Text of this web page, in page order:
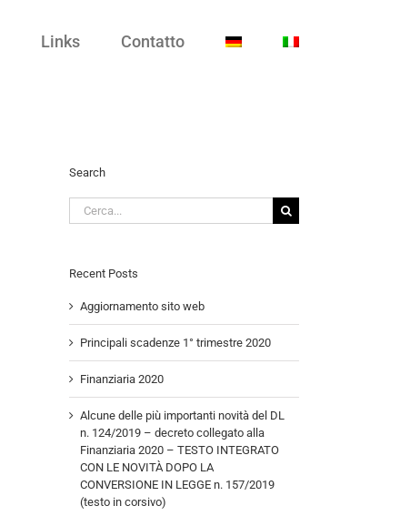
Links Contatto
Search
Cerca
per:
Recent Posts
Aggiornamento sito web
Principali scadenze 1° trimestre 2020
Finanziaria 2020
Alcune delle più importanti novità del DL
n. 124/2019 – decreto collegato alla
Finanziaria 2020 – TESTO INTEGRATO
CON LE NOVITÀ DOPO LA
CONVERSIONE IN LEGGE n. 157/2019
(testo in corsivo)